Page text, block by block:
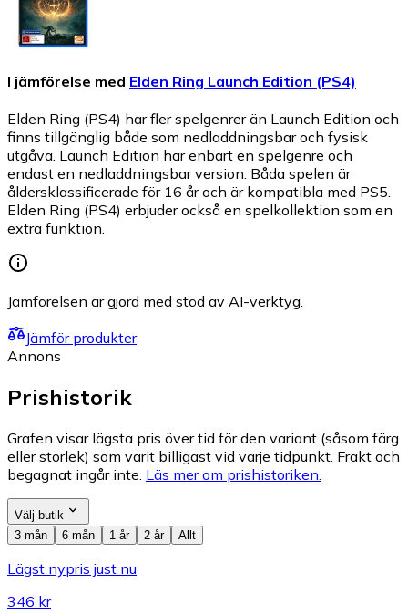
I jämförelse med Elden Ring Launch Edition (PS4)
Elden Ring (PS4) har fler spelgenrer än Launch Edition och
finns tillgänglig både som nedladdningsbar och fysisk
utgåva. Launch Edition har enbart en spelgenre och
endast en nedladdningsbar version. Båda spelen är
åldersklassificerade för 16 år och är kompatibla med PS5.
Elden Ring (PS4) erbjuder också en spelkollektion som en
extra funktion.
Jämförelsen är gjord med stöd av AI-verktyg.
Jämför produkter
Annons
Prishistorik
Grafen visar lägsta pris över tid för den variant (såsom färg
eller storlek) som varit billigast vid varje tidpunkt. Frakt och
begagnat ingår inte. Läs mer om prishistoriken.
Välj butik
3 mån
6 mån 1 år 2 år Allt
Lägst nypris just nu
346 kr